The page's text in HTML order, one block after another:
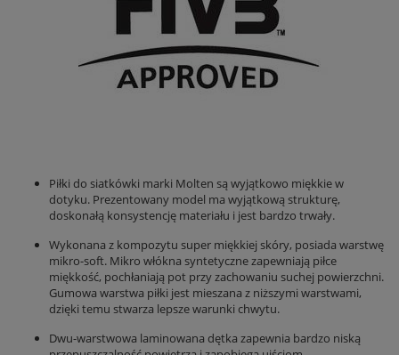
Piłki do siatkówki marki Molten są wyjątkowo miękkie w
dotyku. Prezentowany model ma wyjątkową strukturę,
doskonałą konsystencję materiału i jest bardzo trwały.
Wykonana z kompozytu super miękkiej skóry, posiada warstwę
mikro-soft. Mikro włókna syntetyczne zapewniają piłce
miękkość, pochłaniają pot przy zachowaniu suchej powierzchni.
Gumowa warstwa piłki jest mieszana z niższymi warstwami,
dzięki temu stwarza lepsze warunki chwytu.
Dwu-warstwowa laminowana dętka zapewnia bardzo niską